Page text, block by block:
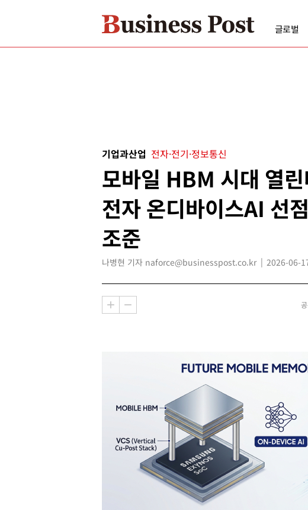
글로벌
기업과산업 전자·전기·정보통신
모바일 HBM 시대 열
전자 온디바이스AI 선
조준
나병현 기자 naforce@businesspost.co.kr 2026-06-